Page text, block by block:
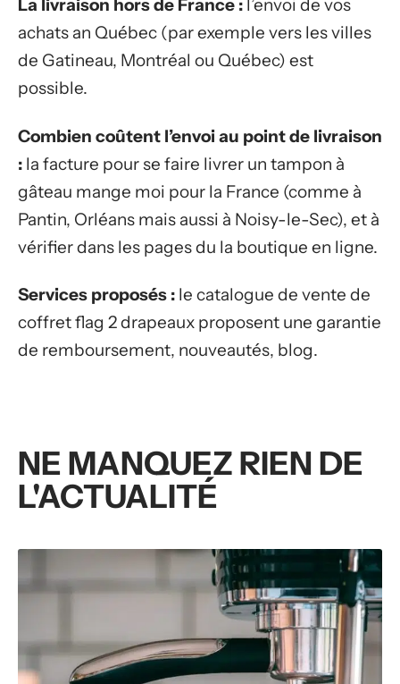
La livraison hors de France : l’envoi de vos
achats an Québec (par exemple vers les villes
de Gatineau, Montréal ou Québec) est
possible.
Combien coûtent l’envoi au point de livraison
: la facture pour se faire livrer un tampon à
gâteau mange moi pour la France (comme à
Pantin, Orléans mais aussi à Noisy-le-Sec), et à
vérifier dans les pages du la boutique en ligne.
Services proposés : le catalogue de vente de
coffret flag 2 drapeaux proposent une garantie
de remboursement, nouveautés, blog.
NE MANQUEZ RIEN DE
L'ACTUALITÉ